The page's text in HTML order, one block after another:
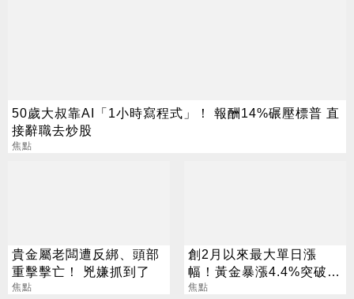
50歲大叔靠AI「1小時寫程式」！ 報酬14%碾壓標普 直
接辭職去炒股
焦點
貴金屬老闆遭反綁、頭部
重擊擊亡！ 兇嫌抓到了
焦點
創2月以來最大單日漲
幅！黃金暴漲4.4%突破
4253美元
焦點